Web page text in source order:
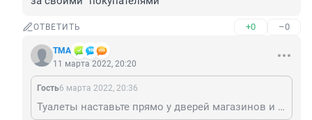
ОТВЕТИТЬ +0 –0
TMA
11 марта 2022, 20:20
Гость6 марта 2022, 20:36
Туалеты наставьте прямо у дверей магазинов и разливайка.Где пьют ,там и льют.И метлу дайте уборщикам разливаек и аптек чтоб убирали мусор за своими "покупателями"